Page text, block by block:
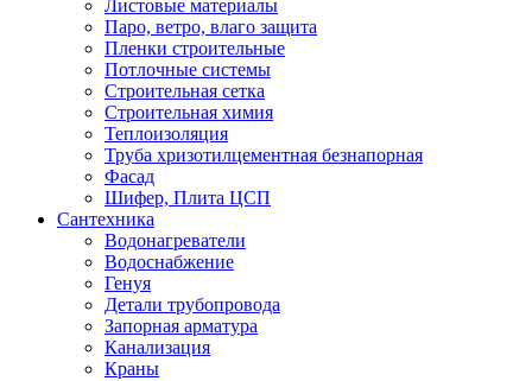
Листовые материалы
Паро, ветро, влаго защита
Пленки строительные
Потлочные системы
Строительная сетка
Строительная химия
Теплоизоляция
Труба хризотилцементная безнапорная
Фасад
Шифер, Плита ЦСП
Сантехника
Водонагреватели
Водоснабжение
Генуя
Детали трубопровода
Запорная арматура
Канализация
Краны